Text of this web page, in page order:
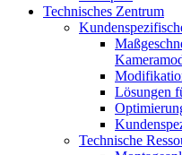
Technisches Zentrum
Lösungen
Technische